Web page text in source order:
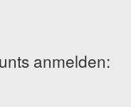
anmelden: